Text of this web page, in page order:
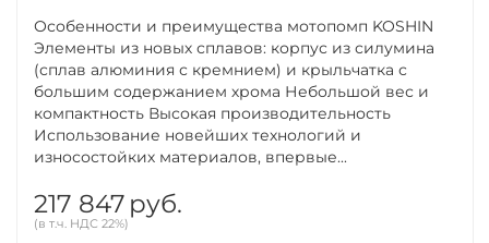
Особенности и преимущества мотопомп KOSHIN
Элементы из новых сплавов: корпус из силумина
(сплав алюминия с кремнием) и крыльчатка с
большим содержанием хрома Небольшой вес и
компактность Высокая производительность
Использование новейших технологий и
износостойких материалов, впервые...
217 847 руб.
(в т.ч. НДС 22%)